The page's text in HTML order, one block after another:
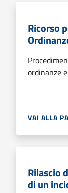
Ricorso
ordinanze
VAI ALLA
Rilascio
di un